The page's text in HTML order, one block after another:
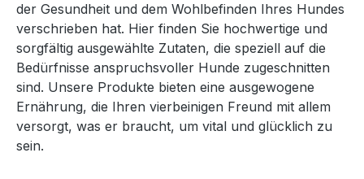
der Gesundheit und dem Wohlbefinden Ihres Hundes
verschrieben hat. Hier finden Sie hochwertige und
sorgfältig ausgewählte Zutaten, die speziell auf die
Bedürfnisse anspruchsvoller Hunde zugeschnitten
sind. Unsere Produkte bieten eine ausgewogene
Ernährung, die Ihren vierbeinigen Freund mit allem
versorgt, was er braucht, um vital und glücklich zu
sein.